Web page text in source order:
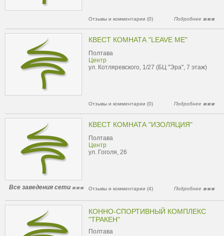
Отзывы и комментарии (0) Подробнее
КВЕСТ КОМНАТА "LEAVE ME"
Полтава
Центр
ул. Котляревского, 1/27 (БЦ "Эра", 7 этаж)
Отзывы и комментарии (0) Подробнее
КВЕСТ КОМНАТА "ИЗОЛЯЦИЯ"
Полтава
Центр
ул. Гоголя, 26
Все заведения сети Отзывы и комментарии (4) Подробнее
КОННО-СПОРТИВНЫЙ КОМПЛЕКС
"ТРАКЕН"
Полтава